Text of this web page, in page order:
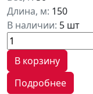
Длина, м: 150
В наличии: 5 шт
В корзину
Подробнее